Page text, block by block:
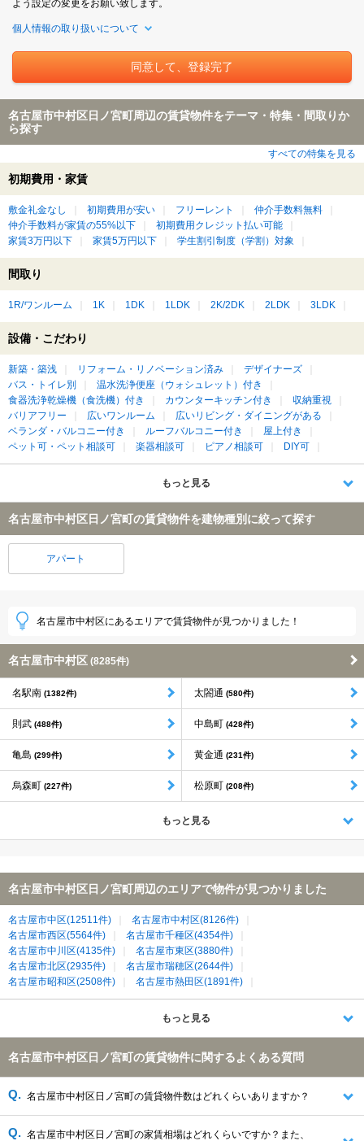
よう設定の変更をお願い致します。
個人情報の取り扱いについて
名古屋市中村区日ノ宮町周辺の賃貸物件をテーマ・特集・間取りか
ら探す
すべての特集を見る
初期費用・家賃
敷金礼金なし 初期費用が安い フリーレント
仲介手数料無料
仲介手数料が家賃の55%以下
初期費用クレジット払い可能
家賃3万円以下
家賃5万円以下 学生割引制度（学割）対象
間取り
1R/ワンルーム 1K 1DK 1LDK 2K/2DK 2LDK 3LDK
設備・こだわり
新築・築浅 リフォーム・リノベーション済み
デザイナーズ
バス・トイレ別
温水洗浄便座（ウォシュレット）付き
食器洗浄乾燥機（食洗機）付き
カウンターキッチン付き
収納重視
バリアフリー
広いワンルーム
広いリビング・ダイニングがある
ベランダ・バルコニー付き
ルーフバルコニー付き
屋上付き
ペット可・ペット相談可
楽器相談可 ピアノ相談可 DIY可
もっと見る
名古屋市中村区日ノ宮町の賃貸物件を建物種別に絞って探す
アパート
名古屋市中村区にあるエリアで賃貸物件が見つかりました！
名古屋市中村区 (8285件)
名駅南 (1382件) 太閤通 (580件)
則武 (488件) 中島町 (428件)
亀島 (299件) 黄金通 (231件)
烏森町 (227件) 松原町 (208件)
もっと見る
名古屋市中村区日ノ宮町周辺のエリアで物件が見つかりました
名古屋市中区(12511件)
名古屋市中村区(8126件)
名古屋市西区(5564件)
名古屋市千種区(4354件)
名古屋市中川区(4135件)
名古屋市東区(3880件)
名古屋市北区(2935件)
名古屋市瑞穂区(2644件)
名古屋市昭和区(2508件)
名古屋市熱田区(1891件)
名古屋市南区(1887件)
名古屋市天白区(1777件)
春日井市(1172件)
海部郡蟹江町(105件)
もっと見る
名古屋市中村区日ノ宮町の賃貸物件に関するよくある質問
名古屋市中村区日ノ宮町の賃貸物件数はどれくらいありますか？
名古屋市中村区日ノ宮町の家賃相場はどれくらいですか？また、